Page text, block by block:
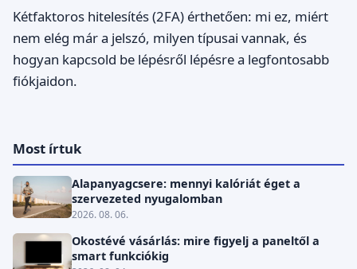
Kétfaktoros hitelesítés (2FA) érthetően: mi ez, miért
nem elég már a jelszó, milyen típusai vannak, és
hogyan kapcsold be lépésről lépésre a legfontosabb
fiókjaidon.
Most írtuk
Alapanyagcsere: mennyi kalóriát éget a
szervezeted nyugalomban
2026. 08. 06.
Okostévé vásárlás: mire figyelj a paneltől a
smart funkciókig